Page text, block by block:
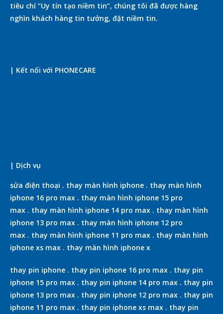
tiêu chí “Uy tín tạo niềm tin”, chúng tôi đã được hàng
nghìn khách hàng tin tưởng, đặt niềm tin.
| Kết nối với PHONECARE
| Dịch vụ
sửa điện thoại . thay màn hình iphone . thay màn hình
iphone 16 pro max . thay màn hình iphone 15 pro
max . thay màn hình iphone 14 pro max . thay màn hình
iphone 13 pro max . thay màn hình iphone 12 pro
max . thay màn hình iphone 11 pro max . thay màn hình
iphone xs max . thay màn hình iphone x
thay pin iphone . thay pin iphone 16 pro max . thay pin
iphone 15 pro max . thay pin iphone 14 pro max . thay pin
iphone 13 pro max . thay pin iphone 12 pro max . thay pin
iphone 11 pro max . thay pin iphone xs max . thay pin